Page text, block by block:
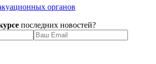
органов
последних новостей?